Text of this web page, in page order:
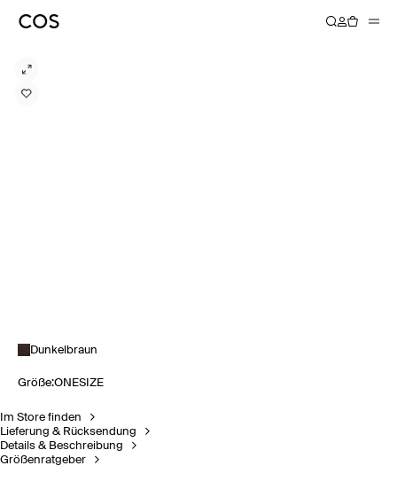
Dunkelbraun
Größe:ONESIZE
Im Store finden
Lieferung & Rücksendung
Details & Beschreibung
Größenratgeber